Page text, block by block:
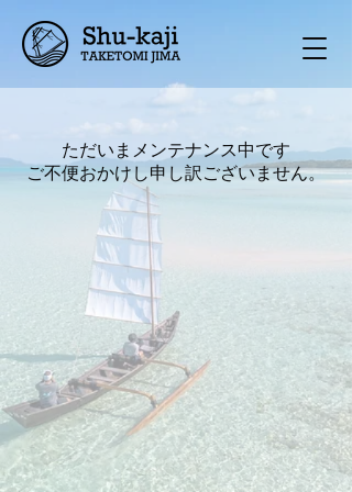
ただいまメンテナンス中です
ご不便おかけし申し訳ございません。